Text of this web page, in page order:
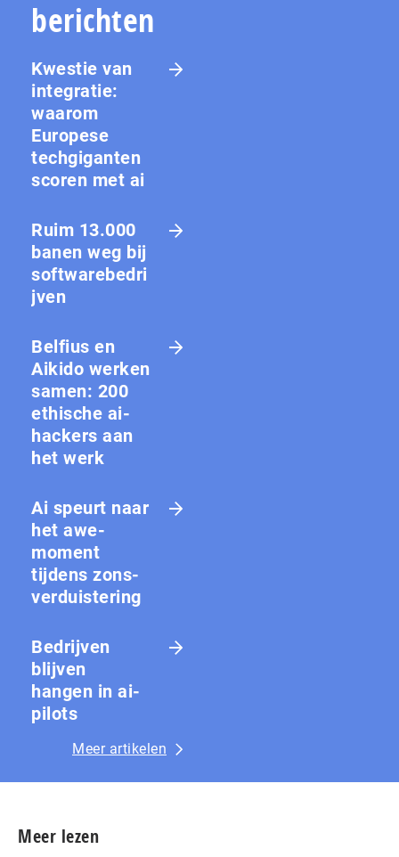
berichten
Kwestie van
integratie:
waarom
Europese
techgiganten
scoren met ai
Ruim 13.000
banen weg bij
softwarebedri
jven
Belfius en
Aikido werken
samen: 200
ethische ai-
hackers aan
het werk
Ai speurt naar
het awe-
moment
tijdens zons­
ver­duis­te­ring
Bedrijven
blijven
hangen in ai-
pilots
Meer artikelen
Meer lezen